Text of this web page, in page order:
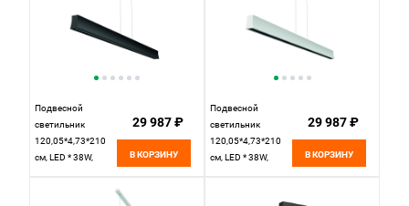
Подвесной
светильник
120,05*4,73*210
см, LED * 38W,
29 987 ₽
В КОРЗИНУ
Подвесной
светильник
120,05*4,73*210
см, LED * 38W,
29 987 ₽
В КОРЗИНУ